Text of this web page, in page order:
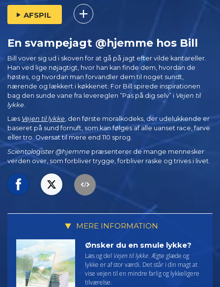
AFSPIL
En svampejagt @hjemme hos Bill
Bill vover sig ud i skoven for at gå på jagt efter vilde kantareller.
Han ved lige nøjagtigt, hvor han kan finde dem, hvordan de
høstes, og hvordan man forvandler dem til noget sundt,
nærende og lækkert i køkkenet. For Bill spirede inspirationen
bag den sunde vane fra levereglen ”Pas på dig selv” i Vejen til
lykke
Læs Vejen til lykke, den første moralkodeks, der udelukkende er
baseret på sund fornuft, som kan følges af alle uanset race, farve
eller tro. Oversat til mere end 110 sprog.
Scientologister @hjemme præsenterer de mange mennesker
verden over, som forbliver trygge, forbliver raske og trives i livet.
MERE INFORMATION
Ønsker du en smule lykke?
Læs og del Vejen til lykke. Ægte glæde og
lykke er af stor værdi. Det står i din magt at
vise vejen til en mindre farlig og lykkeligere
tilværelse.